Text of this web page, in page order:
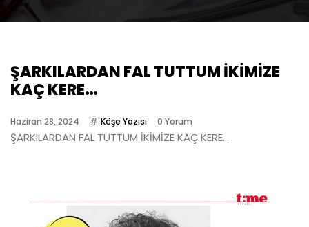
ŞARKILARDAN FAL TUTTUM İKİMİZE
KAÇ KERE…
Haziran 28, 2024 Köşe Yazısı 0 Yorum
ŞARKILARDAN FAL TUTTUM İKİMİZE KAÇ KERE…